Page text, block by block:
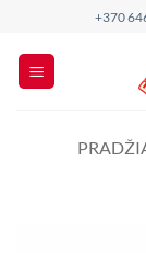
content
+370